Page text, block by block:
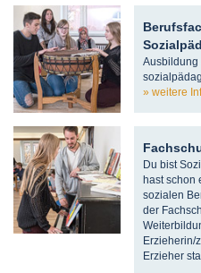
Ausbildung
weitere
Du bist
hast schon
sozialen
der
Erzieherin/
Erzieher